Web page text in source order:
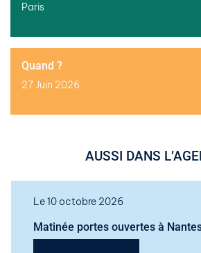
Paris
Quand ?
27 Juin 2026
AUSSI DANS
Le 10 octobre 2026
Matinée portes ouvertes à